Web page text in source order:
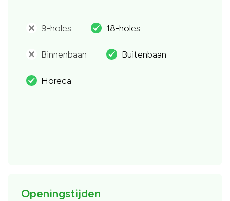
' 9-holes . 18-holes
' Binnenbaan . Buitenbaan
. Horeca
Openingstijden